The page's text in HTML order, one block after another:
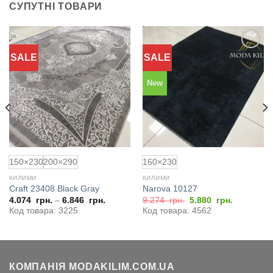
СУПУТНІ ТОВАРИ
SALE
Додати
до
обраного
150×230200×290
КИЛИМИ
Craft 23408 Black Gray
4.074 грн. – 6.846 грн.
Код товара: 3225
SALE
New
Додати
до
160×230
КИЛИМИ
Narova 10127
9.274грн. Оригінальна
ціна:
9.274
5.880 грн.
Код товара: 4562
КОМПАНІЯ MODAKILIM.COM.UA